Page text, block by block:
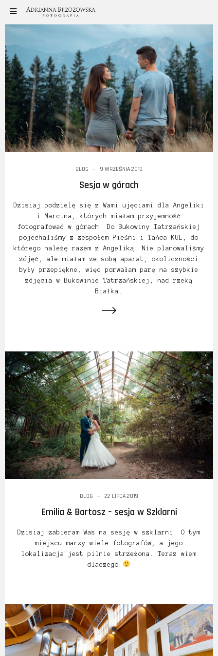
BLOG 9 WRZEŚNIA 2019
Sesja w górach
Dzisiaj podzielę się z Wami ujęciami dla Angeliki
i Marcina, których miałam przyjemność
fotografować w górach. Do Bukowiny Tatrzańskiej
pojechaliśmy z zespołem Pieśni i Tańca KUL, do
którego należę razem z Angeliką. Nie planowaliśmy
zdjęć, ale miałam ze sobą aparat, okoliczności
były przepiękne, więc porwałam parę na szybkie
zdjęcia w Bukowinie Tatrzańskiej, nad rzeką
Białka…
BLOG 22 LIPCA 2019
Emilia & Bartosz – sesja w Szklarni
Dzisiaj zabieram Was na sesję w szklarni. O tym
miejscu marzy wiele fotografów, a jego
lokalizacja jest pilnie strzeżona. Teraz wiem
dlaczego